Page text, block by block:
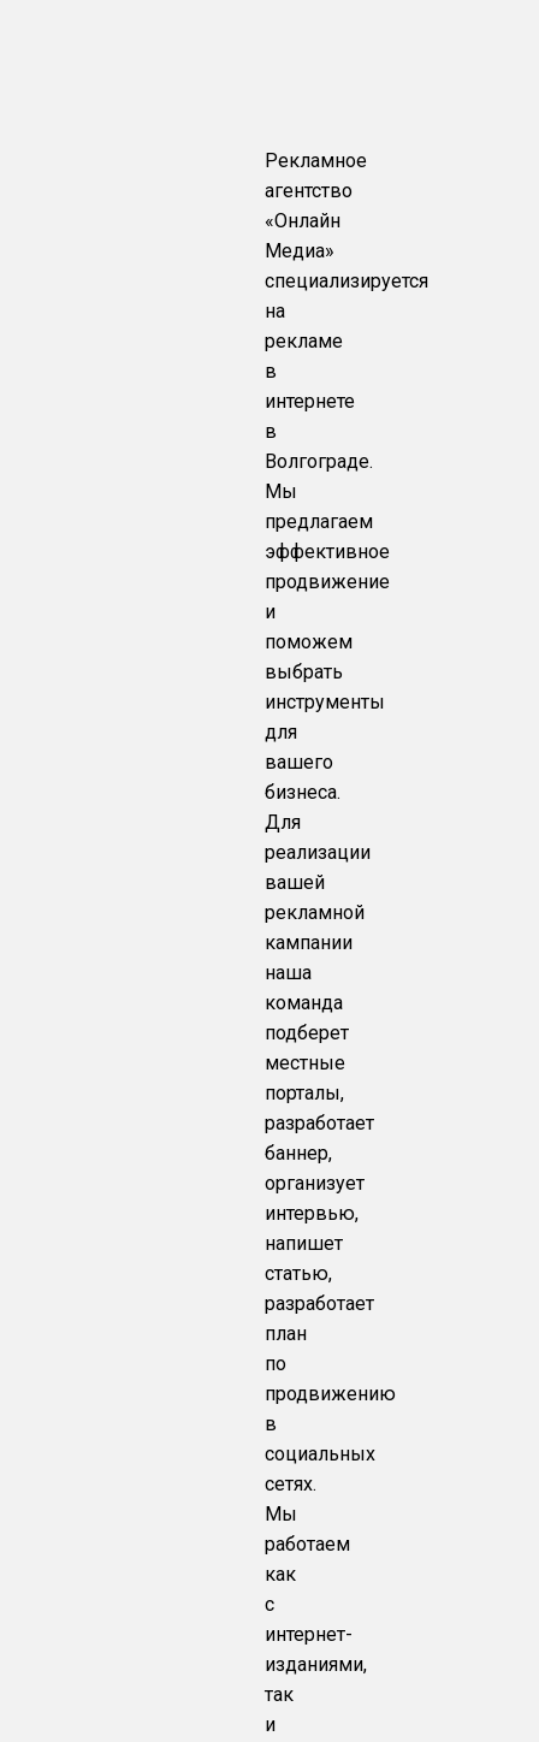
Рекламное
агентство
«Онлайн
Медиа»
специализируется
на
рекламе
в
интернете
в
Волгограде.
Мы
предлагаем
эффективное
продвижение
и
поможем
выбрать
инструменты
для
вашего
бизнеса.
Для
реализации
вашей
рекламной
кампании
наша
команда
подберет
местные
порталы,
разработает
баннер,
организует
интервью,
напишет
статью,
разработает
план
по
продвижению
в
социальных
сетях.
Мы
работаем
как
с
интернет-
изданиями,
так
и